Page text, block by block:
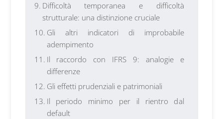
Difficoltà temporanea e difficoltà
strutturale: una distinzione cruciale
Gli altri indicatori di improbabile
adempimento
Il raccordo con IFRS 9: analogie e
differenze
Gli effetti prudenziali e patrimoniali
Il periodo minimo per il rientro dal
default